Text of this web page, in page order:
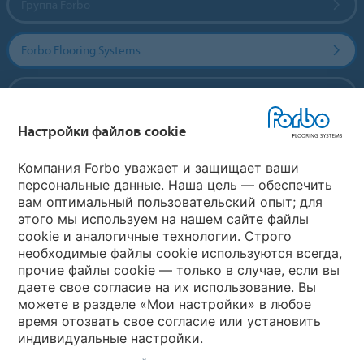
Forbo Flooring Systems
Выберите страну
Выберите вашу страну
My Forbo
Где купить
Настройки файлов cookie
Компания Forbo уважает и защищает ваши
персональные данные. Наша цель — обеспечить
вам оптимальный пользовательский опыт; для
этого мы используем на нашем сайте файлы
cookie и аналогичные технологии. Строго
необходимые файлы cookie используются всегда,
прочие файлы cookie — только в случае, если вы
даете свое согласие на их использование. Вы
можете в разделе «Мои настройки» в любое
время отозвать свое согласие или установить
индивидуальные настройки.